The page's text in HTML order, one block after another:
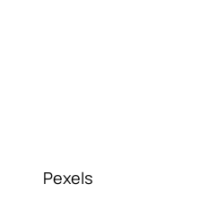
Pexels